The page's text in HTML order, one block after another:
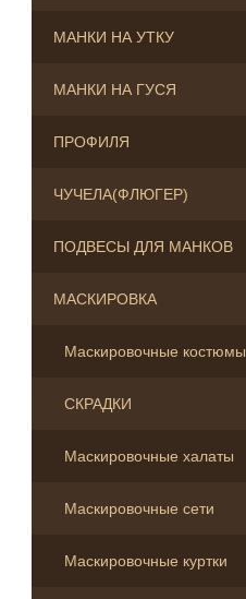
МАНКИ НА УТКУ
МАНКИ НА ГУСЯ
ПРОФИЛЯ
ЧУЧЕЛА(ФЛЮГЕР)
ПОДВЕСЫ ДЛЯ МАНКОВ
МАСКИРОВКА
Маскировочные костюмы
СКРАДКИ
Маскировочные халаты
Маскировочные сети
Маскировочные куртки